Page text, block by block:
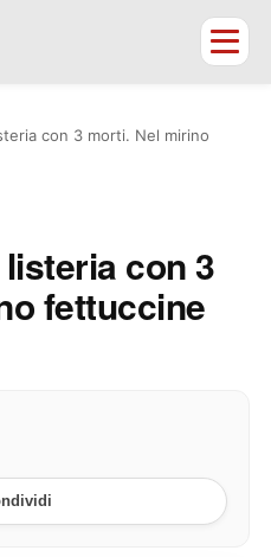
con 3 morti. Nel mirino
con 3
fettuccine